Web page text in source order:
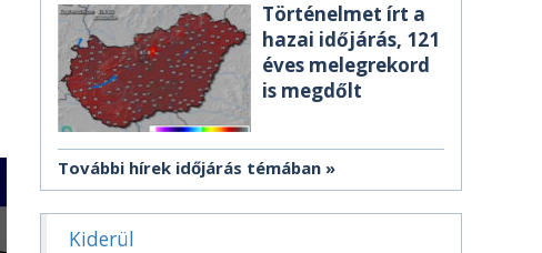
Történelmet írt a
hazai időjárás, 121
éves melegrekord
is megdőlt
További hírek időjárás témában
Kiderül